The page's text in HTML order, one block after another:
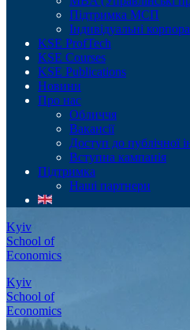
Підтримка МСП
Індивідуальні
KSE ProfTech
KSE Courses
KSE Publications
Новини
Про нас
Обличчя
Вакансії
Доступ до публічної
Вступна кампанія
Підтримка
Наші партнери
Kyiv
School of
Economics
Kyiv
School of
Economics